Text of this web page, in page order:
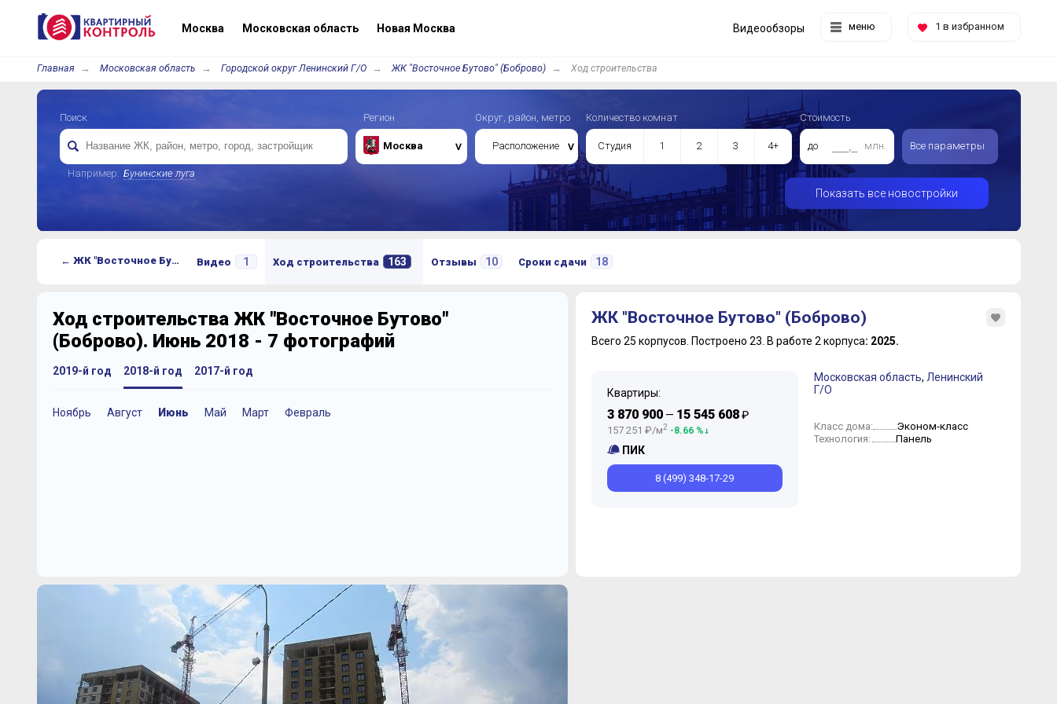
Москва Московская область Новая Москва меню 1 в избранном
Видеообзоры
Главная Московская область Городской округ Ленинский Г/О ЖК "Восточное Бутово" (Боброво) Ход строительства
Поиск
Например: Бунинские луга
Регион
Москва
Округ, район, метро
Расположение
Количество комнат
Студия 1 2 3 4+
Стоимость
до млн. Все параметры
Показать все новостройки
← ЖК "Восточное Бутово" (Боброво) Видео 1 Ход строительства 163 Отзывы 10 Сроки сдачи 18
Ход строительства ЖК "Восточное Бутово"
(Боброво). Июнь 2018 - 7 фотографий
2019-й год
Ноябрь Октябрь Июль
2018-й год
Ноябрь Август Июнь Май Март Февраль
2017-й год
Декабрь Ноябрь Октябрь
ЖК "Восточное Бутово" (Боброво)
Всего 25 корпусов. Построено 23. В работе 2 корпуса: 2025.
Квартиры:
3 870 900— 15 545 608₽
157 251 ₽/м2-8.66 %
ПИК
8 (499) 348-17-29
Московская область, Ленинский
Г/О
Класс дома: Эконом-класс
Технология: Панель